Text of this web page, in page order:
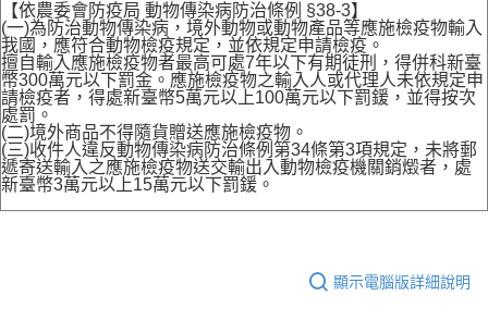
【依農委會防疫局 動物傳染病防治條例 §38-3】
(一)為防治動物傳染病，境外動物或動物產品等應施檢疫物輸入
我國，應符合動物檢疫規定，並依規定申請檢疫。
擅自輸入應施檢疫物者最高可處7年以下有期徒刑，得併科新臺
幣300萬元以下罰金。應施檢疫物之輸入人或代理人未依規定申
請檢疫者，得處新臺幣5萬元以上100萬元以下罰鍰，並得按次
處罰。
(二)境外商品不得隨貨贈送應施檢疫物。
(三)收件人違反動物傳染病防治條例第34條第3項規定，未將郵
遞寄送輸入之應施檢疫物送交輸出入動物檢疫機關銷燬者，處
新臺幣3萬元以上15萬元以下罰鍰。
顯示電腦版詳細說明